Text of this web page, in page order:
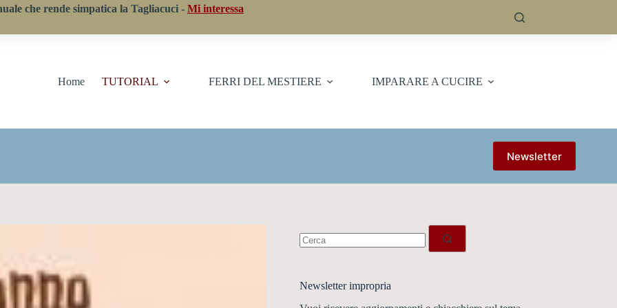
che rende simpatica la Tagliacuci - Mi interessa
Home TUTORIAL FERRI DEL MESTIERE IMPARARE A CUCIRE
Newsletter
risultato
Newsletter impropria